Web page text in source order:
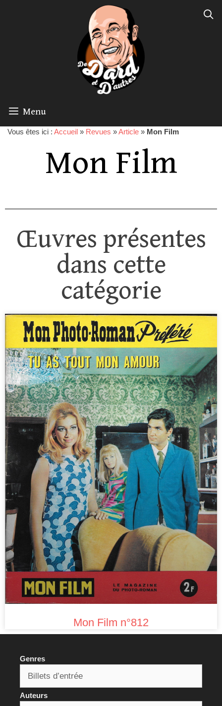
Menu
Vous êtes ici : Accueil » Revues »Article » Mon Film
Mon Film
Œuvres présentes
dans cette
catégorie
Mon Film n°812
Genres
Auteurs